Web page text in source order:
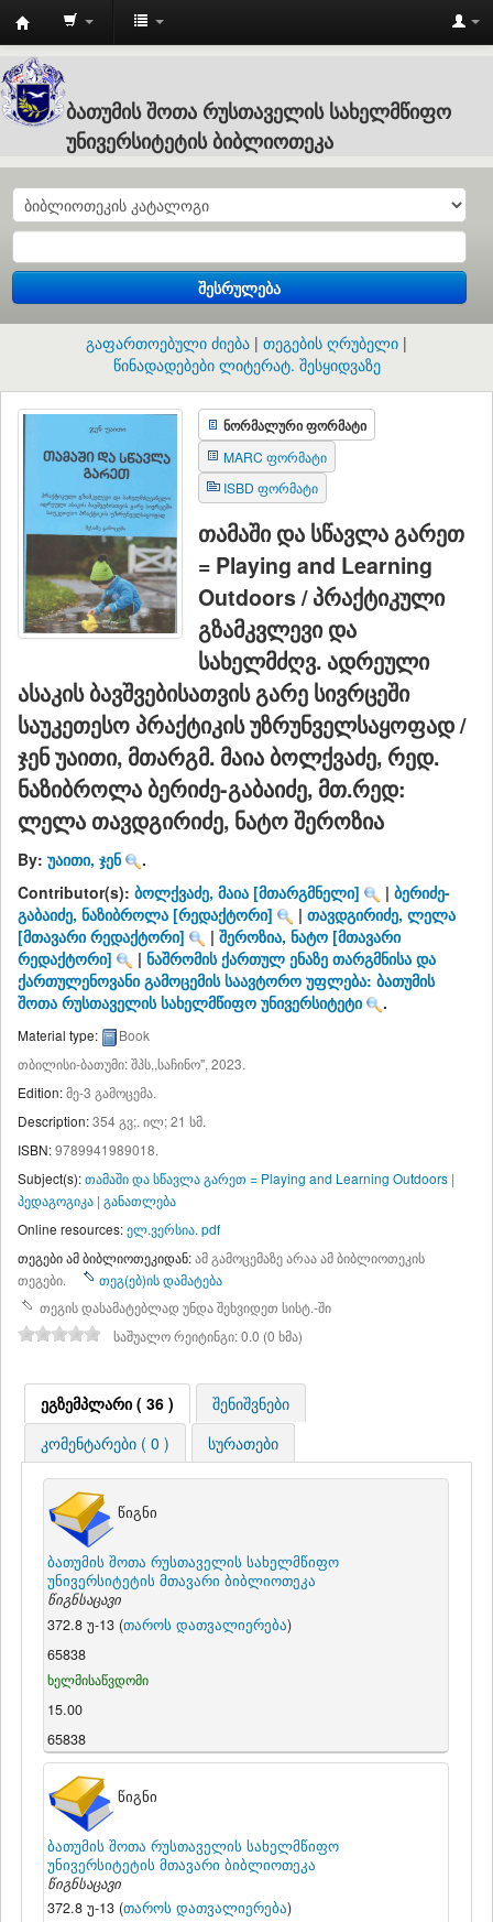
Batumi
Shota
Rustaveli
State
University
ბათუმის
შოთა
რუსთაველის
სახელმწიფო
უნივერსიტეტის
ბიბლიოთეკა
ბათუმის შოთა რუსთაველის სახელმწიფო
უნივერსიტეტის ბიბლიოთეკა
შესრულება
გაფართოებული ძიება თეგების ღრუბელი
წინადადებები ლიტერატ. შესყიდვაზე
ნორმალური ფორმატი
MARC ფორმატი
ISBD ფორმატი
თამაში და სწავლა გარეთ
= Playing and Learning
Outdoors / პრაქტიკული
გზამკვლევი და
სახელმძღვ. ადრეული
ასაკის ბავშვებისათვის გარე სივრცეში
საუკეთესო პრაქტიკის უზრუნველსაყოფად /
ჯენ უაითი, მთარგმ. მაია ბოლქვაძე, რედ.
ნაზიბროლა ბერიძე-გაბაიძე, მთ.რედ:
ლელა თავდგირიძე, ნატო შეროზია
By: უაითი, ჯენ
.
Contributor(s): ბოლქვაძე, მაია [მთარგმნელი] | ბერიძე-
გაბაიძე, ნაზიბროლა [რედაქტორი] | თავდგირიძე, ლელა
[მთავარი რედაქტორი]
| შეროზია, ნატო[მთავარი
რედაქტორი]
| ნაშრომის ქართულ ენაზე თარგმნისა და
ქართულენოვანი გამოცემის საავტორო უფლება: ბათუმის
შოთა რუსთაველის სახელმწიფო უნივერსიტეტი
.
Material type:
Book
თბილისი-ბათუმი: შპს,,საჩინო", 2023.
Edition:მე-3 გამოცემა.
Description:354 გვ;. ილ; 21 სმ.
ISBN:9789941989018.
Subject(s):თამაში და სწავლა გარეთ = Playing and Learning Outdoors |
პედაგოგიკა | განათლება
Online resources: ელ.ვერსია. pdf
თეგები ამ ბიბლიოთეკიდან:ამ გამოცემაზე არაა ამ ბიბლიოთეკის
თეგები.
თეგ(ებ)ის დამატება
თეგის დასამატებლად უნდა შეხვიდეთ სისტ.-ში
საშუალო რეიტინგი: 0.0 (0 ხმა)
ეგზემპლარი ( 36 )
შენიშვნები
კომენტარები ( 0 )
სურათები
წიგნი
ბათუმის შოთა რუსთაველის სახელმწიფო
უნივერსიტეტის მთავარი ბიბლიოთეკა
წიგნსაცავი
372.8 უ-13 (თაროს დათვალიერება)
65838
ხელმისაწვდომი
15.00
65838
წიგნი
ბათუმის შოთა რუსთაველის სახელმწიფო
უნივერსიტეტის მთავარი ბიბლიოთეკა
წიგნსაცავი
372.8 უ-13 (თაროს დათვალიერება)